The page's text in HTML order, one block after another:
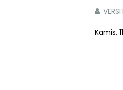
Kamis,